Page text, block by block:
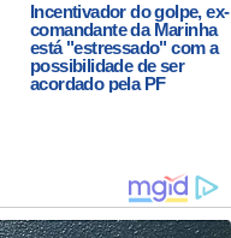
Incentivador do golpe, ex-
comandante da Marinha
está "estressado" com a
possibilidade de ser
acordado pela PF